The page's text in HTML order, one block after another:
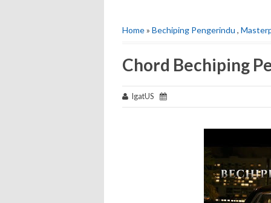
Home» Bechiping Pengerindu ,
Chord Bechiping
IgatUS